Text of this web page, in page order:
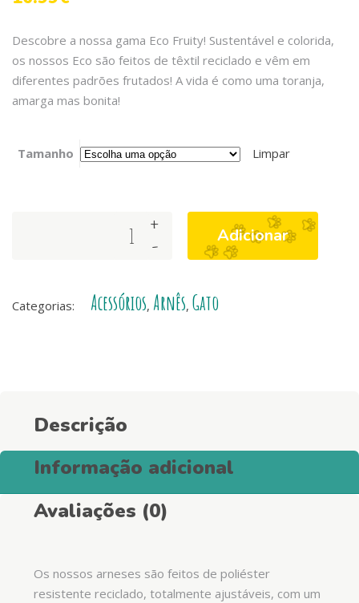
Descobre a nossa gama Eco Fruity! Sustentável e colorida,
os nossos Eco são feitos de têxtil reciclado e vêm em
diferentes padrões frutados! A vida é como uma toranja,
amarga mas bonita!
Tamanho Limpar
CARIBE
-
+ Adicionar
Categorias: Acessórios, Arnês, Gato
Descrição
Informação adicional
Avaliações (0)
Os nossos arneses são feitos de poliéster
resistente reciclado, totalmente ajustáveis, com um